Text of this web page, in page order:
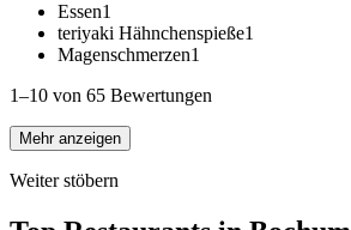
Essen1
teriyaki Hähnchenspieße1
Magenschmerzen1
1–10 von 65 Bewertungen
Mehr anzeigen
Weiter stöbern